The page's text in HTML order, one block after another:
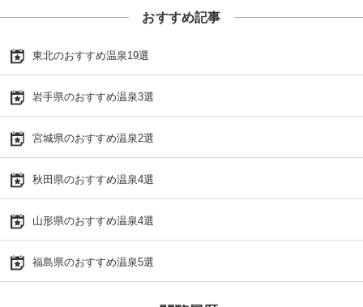
おすすめ記事
東北のおすすめ温泉19選
岩手県のおすすめ温泉3選
宮城県のおすすめ温泉2選
秋田県のおすすめ温泉4選
山形県のおすすめ温泉4選
福島県のおすすめ温泉5選